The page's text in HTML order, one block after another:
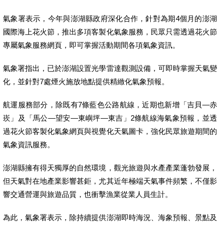
氣象署表示，今年與澎湖縣政府深化合作，針對為期4個月的澎湖
國際海上花火節，推出多項客製化氣象服務，民眾只需透過花火節
專屬氣象服務網頁，即可掌握活動期間各項氣象資訊。
氣象署指出，已於澎湖設置光學雷達觀測設備，可即時掌握天氣變
化，並針對7處煙火施放地點提供精緻化氣象預報。
航運服務部分，除既有7條藍色公路航線，近期也新增「吉貝—赤
崁」及「馬公—望安—東嶼坪—東吉」2條航線海氣象預報，並透
過花火節客製化氣象網頁與視覺化天氣圖卡，強化民眾旅遊期間的
氣象資訊服務。
澎湖縣擁有得天獨厚的自然環境，觀光旅遊與水產產業蓬勃發展，
但天氣對在地產業影響甚鉅，尤其近年極端天氣事件頻繁，不僅影
響交通營運與旅遊品質，也衝擊漁業從業人員生計。
為此，氣象署表示，除持續提供澎湖即時海況、海象預報、景點及